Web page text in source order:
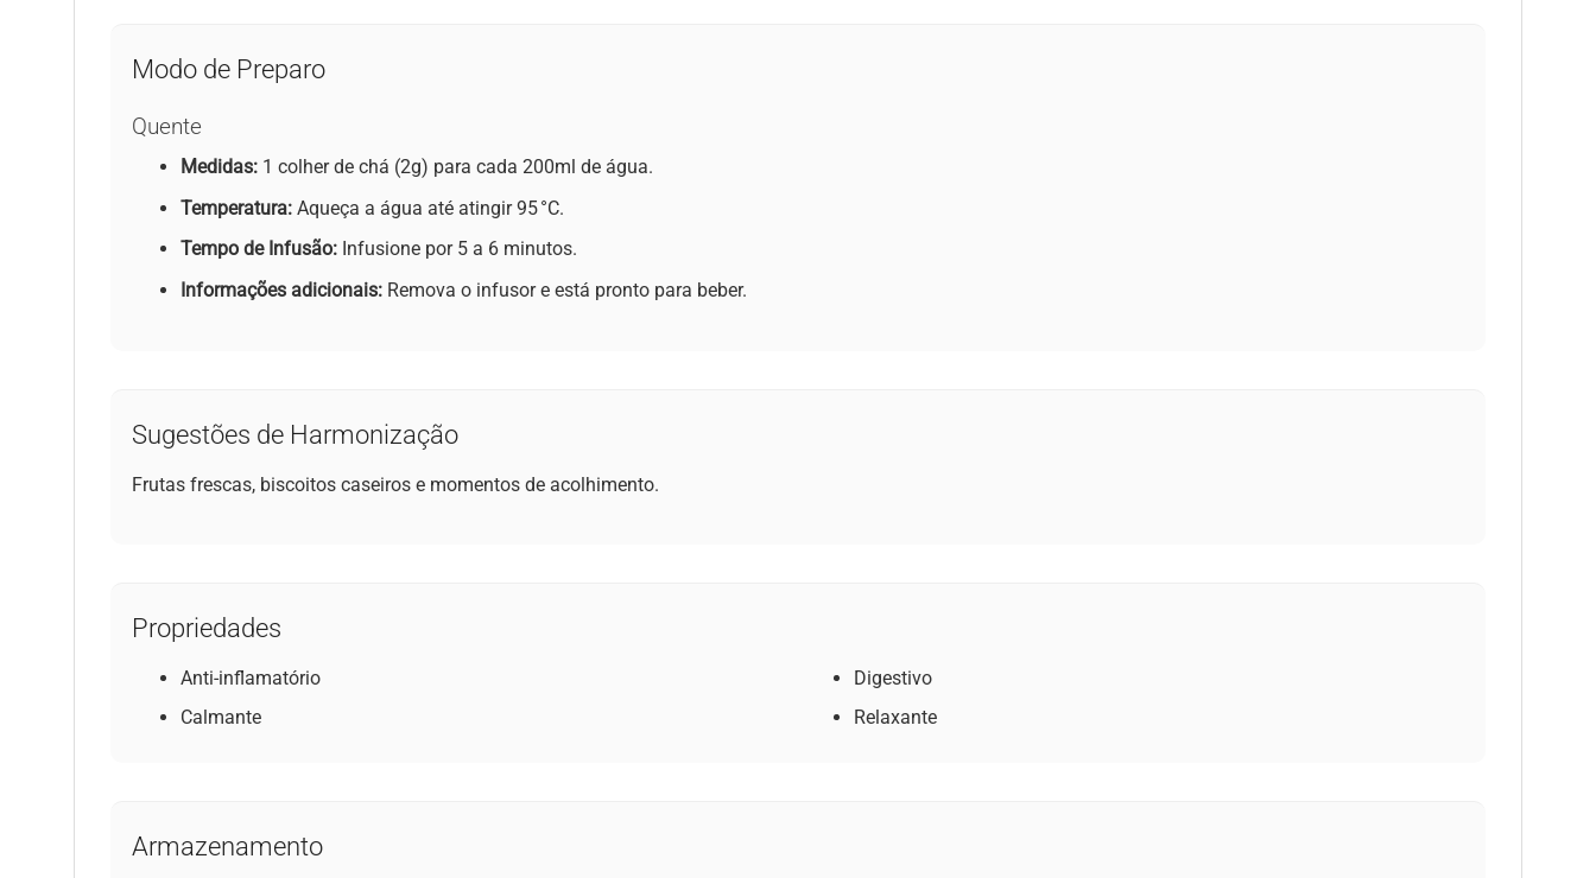
Modo de Preparo
Quente
Medidas:1 colher de chá (2g) para cada 200ml de água.
Temperatura:Aqueça a água até atingir 95 °C.
Tempo de Infusão:Infusione por 5 a 6 minutos.
Informações adicionais:Remova o infusor e está pronto para beber.
Sugestões de Harmonização
Frutas frescas, biscoitos caseiros e momentos de acolhimento.
Propriedades
Anti-inflamatório
Calmante
Digestivo
Relaxante
Armazenamento